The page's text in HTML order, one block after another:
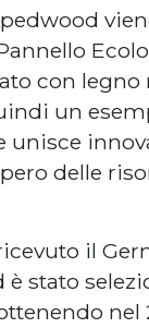
con
un
unisce
delle
il
stato
nel